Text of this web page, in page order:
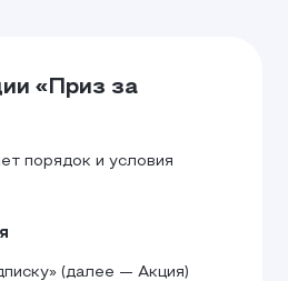
«Приз за
порядок и условия
(далее — Акция)